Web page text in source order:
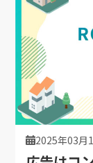
2025年03月